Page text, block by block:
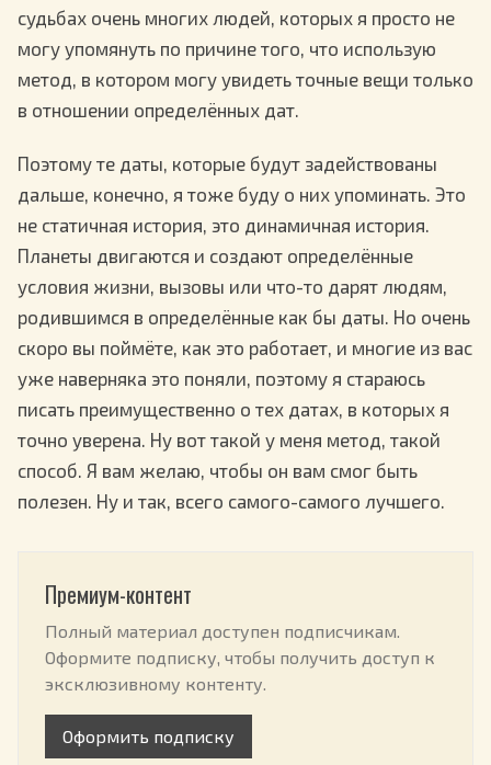
судьбах очень многих людей, которых я просто не
могу упомянуть по причине того, что использую
метод, в котором могу увидеть точные вещи только
в отношении определённых дат.
Поэтому те даты, которые будут задействованы
дальше, конечно, я тоже буду о них упоминать. Это
не статичная история, это динамичная история.
Планеты двигаются и создают определённые
условия жизни, вызовы или что-то дарят людям,
родившимся в определённые как бы даты. Но очень
скоро вы поймёте, как это работает, и многие из вас
уже наверняка это поняли, поэтому я стараюсь
писать преимущественно о тех датах, в которых я
точно уверена. Ну вот такой у меня метод, такой
способ. Я вам желаю, чтобы он вам смог быть
полезен. Ну и так, всего самого-самого лучшего.
Премиум-контент
Полный материал доступен подписчикам.
Оформите подписку, чтобы получить доступ к
эксклюзивному контенту.
Оформить подписку